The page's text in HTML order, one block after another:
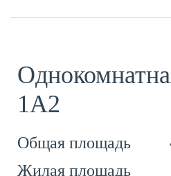
1A2
Общая площадь
Жилая площадь